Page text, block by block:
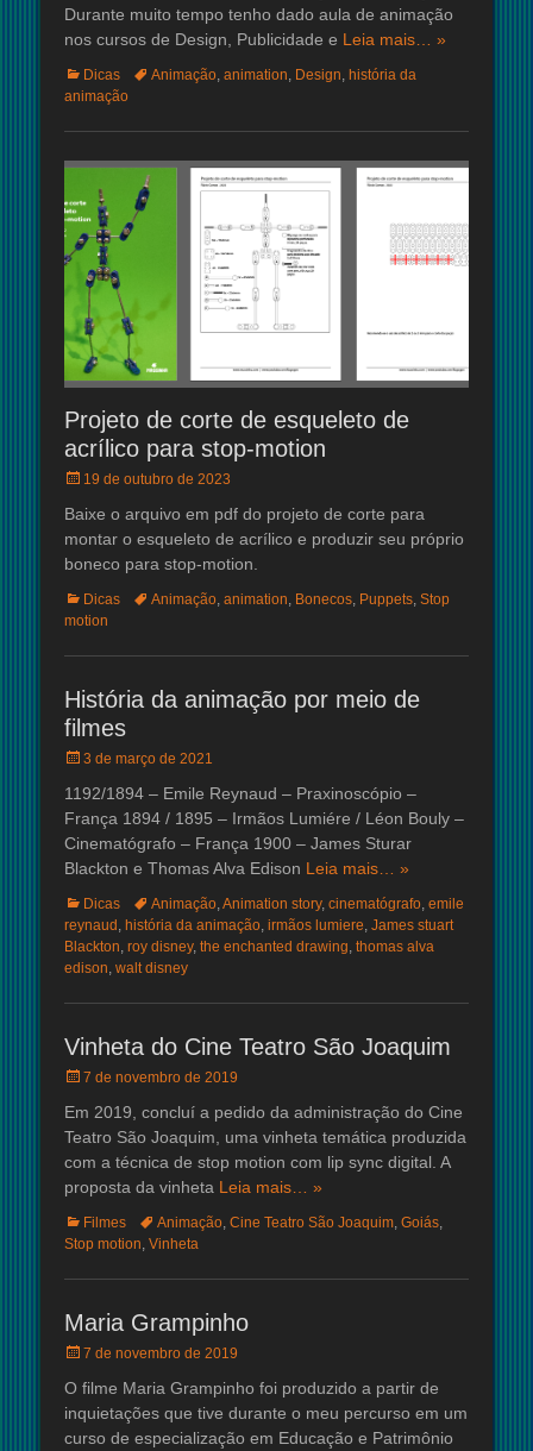
Durante muito tempo tenho dado aula de animação
nos cursos de Design, Publicidade e Leia mais… »
Categorias:
Dicas Tags:Animação, animation, Design, história da
animação
Projeto de corte de esqueleto de
acrílico para stop-motion
Posted
19 de outubro de 2023
Baixe o arquivo em pdf do projeto de corte para
montar o esqueleto de acrílico e produzir seu próprio
boneco para stop-motion.
Categorias:
Dicas Tags:Animação, animation, Bonecos, Puppets, Stop
motion
História da animação por meio de
filmes
Posted
3 de março de 2021
1192/1894 – Emile Reynaud – Praxinoscópio –
França 1894 / 1895 – Irmãos Lumiére / Léon Bouly –
Cinematógrafo – França 1900 – James Sturar
Blackton e Thomas Alva Edison Leia mais… »
Categorias:
Dicas Tags:Animação,Animation story, cinematógrafo, emile
reynaud , história da animação, irmãos lumiere, James stuart
Blackton, roy disney, the enchanted drawing, thomas alva
edison, walt disney
Vinheta do Cine Teatro São Joaquim
Posted
7 de novembro de 2019
Em 2019, concluí a pedido da administração do Cine
Teatro São Joaquim, uma vinheta temática produzida
com a técnica de stop motion com lip sync digital. A
proposta da vinheta Leia mais… »
Categorias:
Filmes Tags:Animação, Cine Teatro São Joaquim, Goiás,
Stop motion, Vinheta
Maria Grampinho
Posted
7 de novembro de 2019
O filme Maria Grampinho foi produzido a partir de
inquietações que tive durante o meu percurso em um
curso de especialização em Educação e Patrimônio